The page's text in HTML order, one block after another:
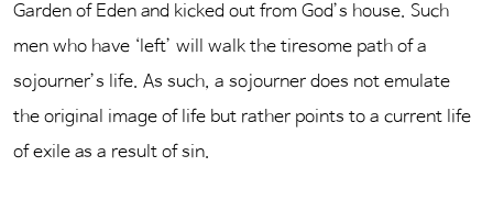
Garden of Eden and kicked out from God’s house. Such
men who have ‘left’ will walk the tiresome path of a
sojourner’s life. As such, a sojourner does not emulate
the original image of life but rather points to a current life
of exile as a result of sin.